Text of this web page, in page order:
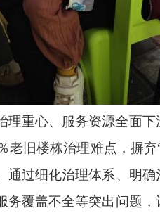
重心、服务资源全面
旧楼栋治理难点，摒
过细化治理体系、明
覆盖不全等突出问题